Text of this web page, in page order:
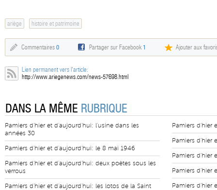
ariège histoire et patrimoine
Commentaires 0 Partager sur Facebook1 Ajouter aux
Lien permanent vers l'article:
http://www.ariegenews.com/news-57698.html
DANS LA MÊME RUBRIQUE
Pamiers d'hier et d'aujourd'hui: l'usine dans les
années 30
Pamiers d'hier et d'aujourd'hui: le 8 mai 1946
Pamiers d'hier et d'aujourd'hui: deux poètes sous les
verrous
Pamiers d'hier et d'aujourd'hui: les lotos de la Saint
Pamiers d'hier
Pamiers d'hier
Pamiers d'hier
Pamiers d'hier
Pamiers d'hier